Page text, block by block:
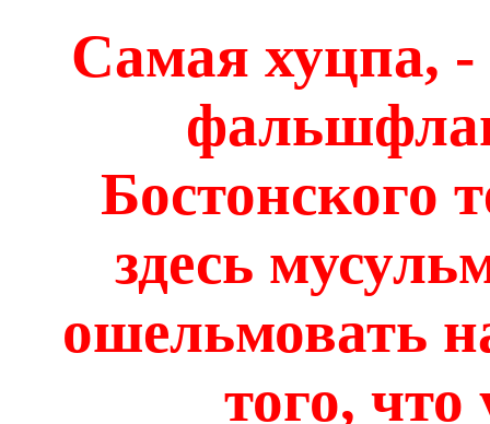
Самая хуцпа, -
Бостонского
здесь
ошельмовать
того,